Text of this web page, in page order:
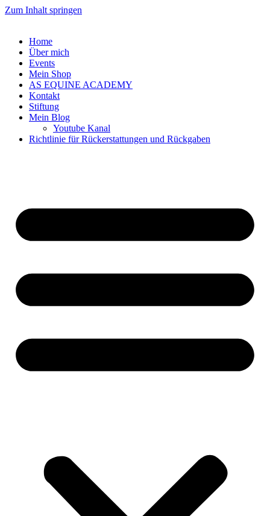
Zum Inhalt springen
Home
Über mich
Events
Mein Shop
AS EQUINE ACADEMY
Kontakt
Stiftung
Mein Blog
Youtube Kanal
Richtlinie für Rückerstattungen und Rückgaben